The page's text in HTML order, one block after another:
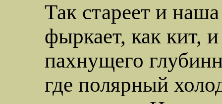
Так стареет и
фыркает, как кит,
пахнущего
где полярный